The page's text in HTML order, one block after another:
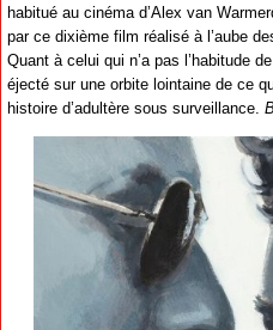
habitué au cinéma d’Alex van
par ce dixième film réalisé à l’aube
Quant à celui qui n’a pas l’habitude
éjecté sur une orbite lointaine de ce
histoire d’adultère sous surveillance.